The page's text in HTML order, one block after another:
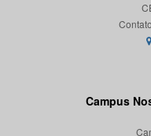
Campus